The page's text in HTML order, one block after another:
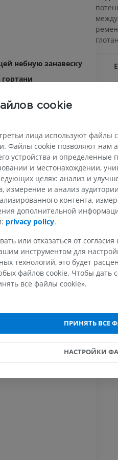
небную занавеску
конечности
new
КОНЕЧНОСТЬ
конечности
MPT
ПРЕМИУМ
МРТ плечевого
MPT
ПРЕМИУМ
MPT
ПРЕМИУМ
МРТ локтевого
MPT
cookie
лица используют файлы
Файлы cookie позволяют нам
устройства и
и местонахождении,
целях: анализ и
измерение и анализ
контента,
дополнительной
privacy policy.
или отказаться от
инструментом для
технологий, это будет
файлов cookie. Чтобы дать
все файлы cookie».
ПРИНЯТЬ ВСЕ
НАСТРОЙКИ